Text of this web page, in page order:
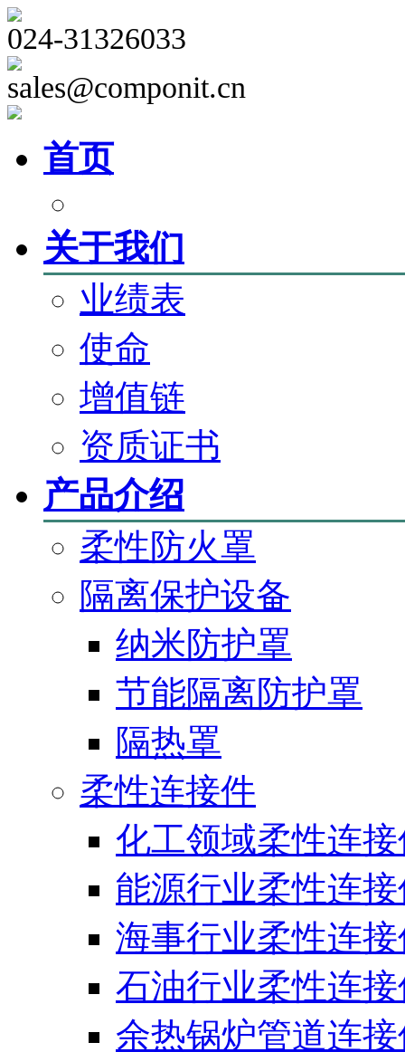
024-31326033
sales@componit.cn
首页
关于我们
业绩表
使命
增值链
资质证书
产品介绍
柔性防火罩
隔离保护设备
纳米防护罩
节能隔离防护罩
隔热罩
柔性连接件
化工领域柔性连
能源行业柔性连
海事行业柔性连
石油行业柔性连
余热锅炉管道连